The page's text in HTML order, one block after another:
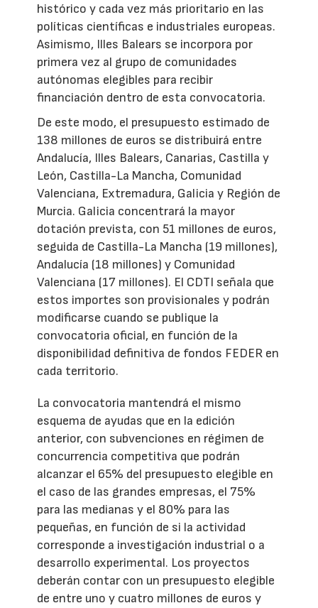
histórico y cada vez más prioritario en las
políticas científicas e industriales europeas.
Asimismo, Illes Balears se incorpora por
primera vez al grupo de comunidades
autónomas elegibles para recibir
financiación dentro de esta convocatoria.
De este modo, el presupuesto estimado de
138 millones de euros se distribuirá entre
Andalucía, Illes Balears, Canarias, Castilla y
León, Castilla-La Mancha, Comunidad
Valenciana, Extremadura, Galicia y Región de
Murcia. Galicia concentrará la mayor
dotación prevista, con 51 millones de euros,
seguida de Castilla-La Mancha (19 millones),
Andalucía (18 millones) y Comunidad
Valenciana (17 millones). El CDTI señala que
estos importes son provisionales y podrán
modificarse cuando se publique la
convocatoria oficial, en función de la
disponibilidad definitiva de fondos FEDER en
cada territorio.
La convocatoria mantendrá el mismo
esquema de ayudas que en la edición
anterior, con subvenciones en régimen de
concurrencia competitiva que podrán
alcanzar el 65% del presupuesto elegible en
el caso de las grandes empresas, el 75%
para las medianas y el 80% para las
pequeñas, en función de si la actividad
corresponde a investigación industrial o a
desarrollo experimental. Los proyectos
deberán contar con un presupuesto elegible
de entre uno y cuatro millones de euros y